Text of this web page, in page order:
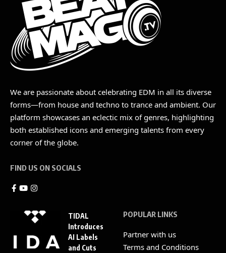
We are passionate about celebrating EDM in all its diverse
forms—from house and techno to trance and ambient. Our
platform showcases an eclectic mix of genres, highlighting
both established icons and emerging talents from every
corner of the globe.
FIND US ON SOCIALS
TIDAL
Introduces
AI Labels
and Cuts
POPULAR LINKS
Partner with us
Terms and Conditions